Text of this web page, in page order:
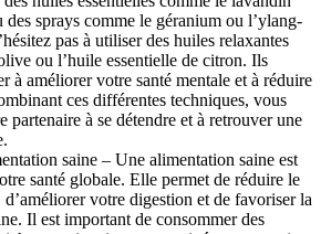
sprays comme le géranium ou l’ylang-
pas à utiliser des huiles relaxantes
ou l’huile essentielle de citron. Ils
à améliorer votre santé mentale et à réduire
ces différentes techniques, vous
partenaire à se détendre et à retrouver une
saine – Une alimentation saine est
santé globale. Elle permet de réduire le
d’améliorer votre digestion et de favoriser la
Il est important de consommer des